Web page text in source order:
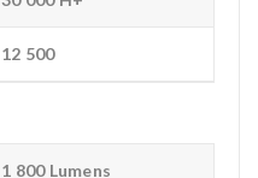
12 500
1 800 Lumens